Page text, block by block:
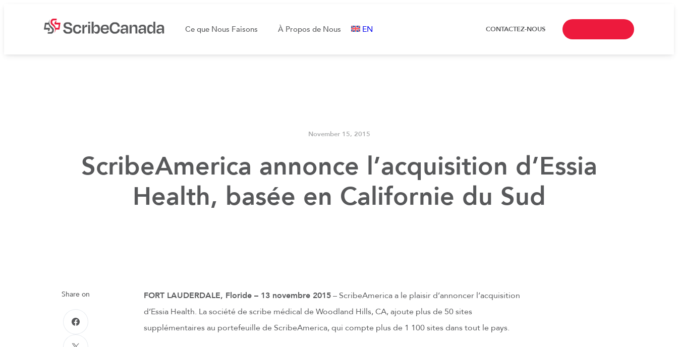
Ce que Nous Faisons À Propos de Nous EN CONTACTEZ-NOUS
November 15, 2015
ScribeAmerica annonce l’acquisition d’Essia
Health, basée en Californie du Sud
FORT LAUDERDALE, Floride – 13 novembre 2015– ScribeAmerica a le plaisir d’annoncer l’acquisition
d’Essia Health. La société de scribe médical de Woodland Hills, CA, ajoute plus de 50 sites
supplémentaires au portefeuille de ScribeAmerica, qui compte plus de 1 100 sites dans tout le pays.
Share on